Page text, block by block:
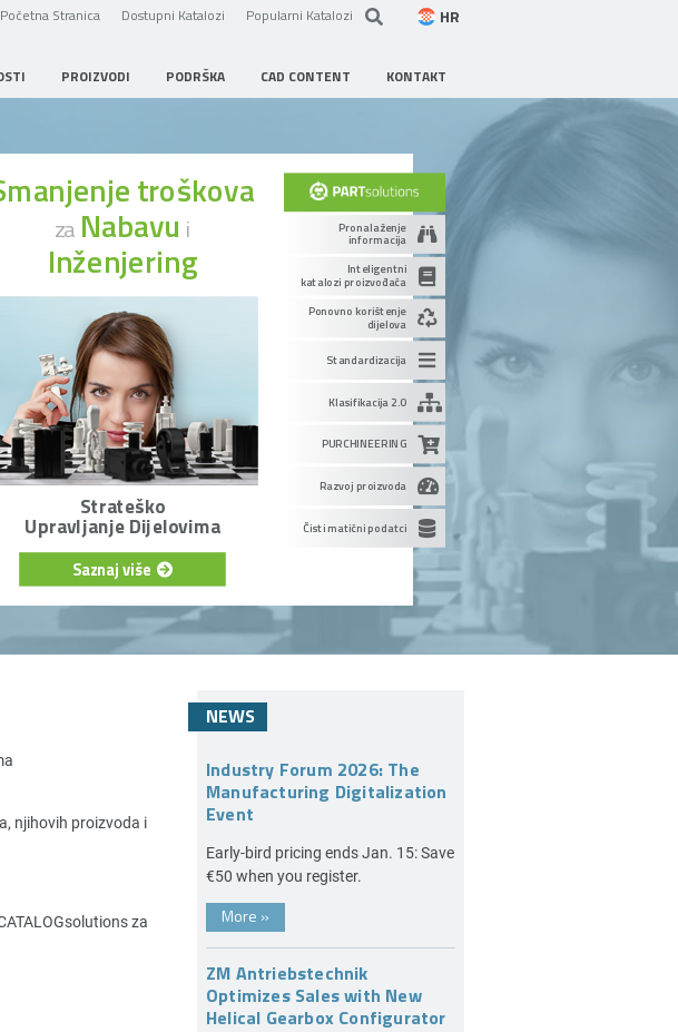
Početna Stranica Dostupni Katalozi Popularni Katalozi HR
PROIZVODI PODRŠKA CAD CONTENT KONTAKT
Pronalaženje
informacija
Inteligentni
katalozi proizvođača
Ponovno korištenje
dijelova
Standardizacija
Klasifikacija 2.0
PURCHINEERING
Razvoj proizvoda
Čisti matični podatci
troškova
za Nabavu i
Inženjering
Strateško
Upravljanje Dijelovima
Saznaj više
njihovih proizvoda i
za
NEWS
Industry Forum 2026: The
Manufacturing Digitalization
Event
Early-bird pricing ends Jan. 15: Save
€50 when you register.
More »
ZM Antriebstechnik
Optimizes Sales with New
Helical Gearbox Configurator